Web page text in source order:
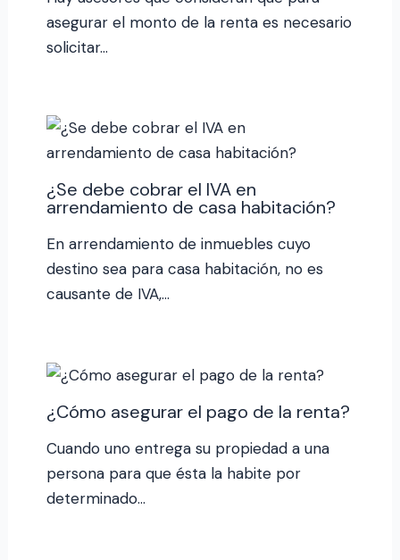
asegurar el monto de la renta es necesario
solicitar…
¿Se debe cobrar el IVA en
arrendamiento de casa habitación?
En arrendamiento de inmuebles cuyo
destino sea para casa habitación, no es
causante de IVA,…
¿Cómo asegurar el pago de la renta?
Cuando uno entrega su propiedad a una
persona para que ésta la habite por
determinado…